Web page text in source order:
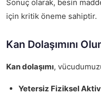
Sonuç olarak, besin
için kritik öneme sahiptir.
Kan Dolaşımını
Kan dolaşımı,
Yetersiz Fiziksel